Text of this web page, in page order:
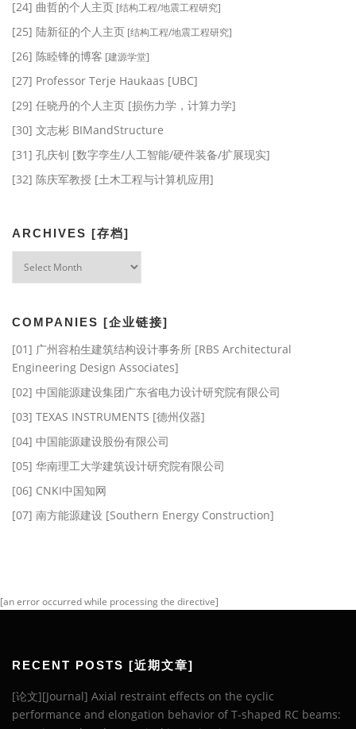
[24] 曲哲的个人主页 [结构工程/地震工程研究]
[25] 陆新征的个人主页 [结构工程/地震工程研究]
[26] 陈睦锋的博客 [建源学堂]
[27] Professor Terje Haukaas [UBC]
[29] 任晓丹的个人主页 [损伤力学，计算力学]
[30] 文志彬 BIMandStructure
[31] 孔庆钊 [数字孪生/人工智能/硬件装备/扩展现实]
[32] 陈庆军教授 [土木工程与计算机应用]
ARCHIVES [存档]
COMPANIES [企业链接]
[01] 广州容柏生建筑结构设计事务所 [RBS Architectural
Engineering Design Associates]
[02] 中国能源建设集团广东省电力设计研究院有限公司
[03] TEXAS INSTRUMENTS [德州仪器]
[04] 中国能源建设股份有限公司
[05] 华南理工大学建筑设计研究院有限公司
[06] CNKI中国知网
[07] 南方能源建设 [Southern Energy Construction]
[an error occurred while processing the directive]
RECENT POSTS [近期文章]
[论文][Journal] Axial restraint effects on the cyclic
performance and elongation behavior of T-shaped RC beams: